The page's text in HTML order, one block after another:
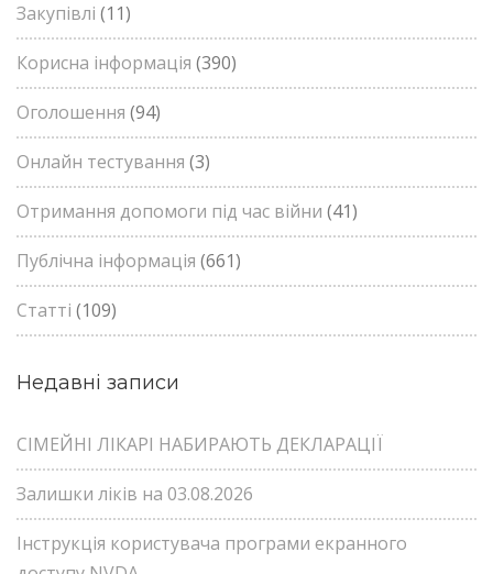
Закупівлі (11)
Корисна інформація (390)
Оголошення (94)
Онлайн тестування (3)
Отримання допомоги під час війни (41)
Публічна інформація (661)
Статті (109)
Недавні записи
СІМЕЙНІ ЛІКАРІ НАБИРАЮТЬ ДЕКЛАРАЦІЇ
Залишки ліків на 03.08.2026
Інструкція користувача програми екранного